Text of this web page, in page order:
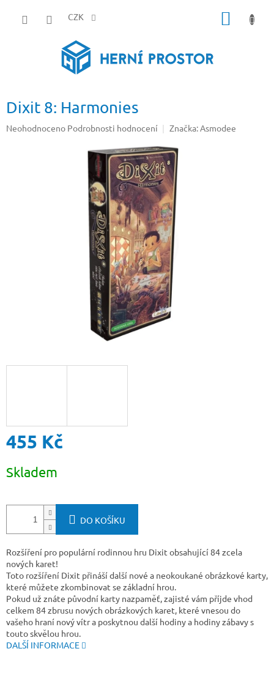
CZK
Dixit 8: Harmonies
Průměrné
Neohodnoceno Podrobnosti hodnocení Značka:Asmodee
455 Kč
cena:
Skladem
DO KOŠÍKU
Rozšíření pro populární rodinnou hru Dixit obsahující 84 zcela
nových karet!
Toto rozšíření Dixit přináší další nové a neokoukané obrázkové karty,
které můžete zkombinovat se základní hrou.
Pokud už znáte původní karty nazpaměť, zajisté vám příjde vhod
celkem 84 zbrusu nových obrázkových karet, které vnesou do
vašeho hraní nový vítr a poskytnou další hodiny a hodiny zábavy s
touto skvělou hrou.
DALŠÍ INFORMACE